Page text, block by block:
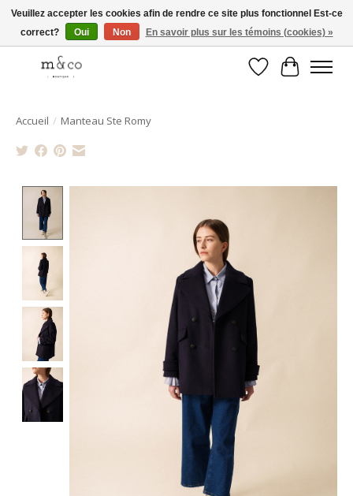
Livraison gratuite avec tout achat de 250$ et plus
Liste dePanier
Accueil / Manteau Ste Romy
Veuillez accepter les cookies afin de rendre ce site plus fonctionnel Est-ce
correct?
Oui Non En savoir plus sur les témoins (cookies) »